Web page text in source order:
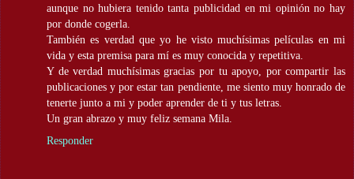
aunque no hubiera tenido tanta publicidad en mi opinión no hay
por donde cogerla.
También es verdad que yo he visto muchísimas películas en mi
vida y esta premisa para mí es muy conocida y repetitiva.
Y de verdad muchísimas gracias por tu apoyo, por compartir las
publicaciones y por estar tan pendiente, me siento muy honrado de
tenerte junto a mi y poder aprender de ti y tus letras.
Un gran abrazo y muy feliz semana Mila.
Responder